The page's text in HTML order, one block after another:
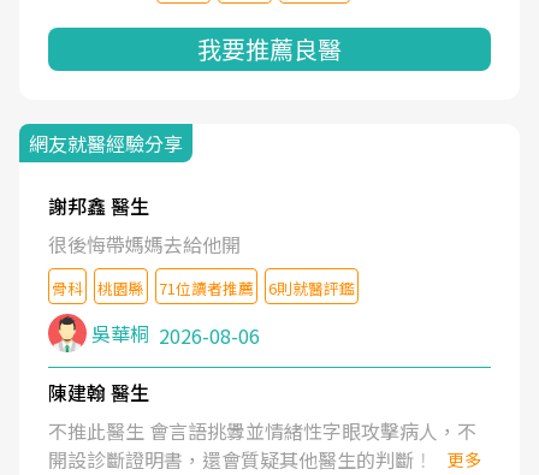
我要推薦良醫
網友就醫經驗分享
謝邦鑫 醫生
很後悔帶媽媽去給他開
骨科 桃園縣 71位讀者推薦 6則就醫評鑑
吳華桐 2026-08-06
陳建翰 醫生
不推此醫生 會言語挑釁並情緒性字眼攻擊病人，不
開設診斷證明書，還會質疑其他醫生的判斷！
更多